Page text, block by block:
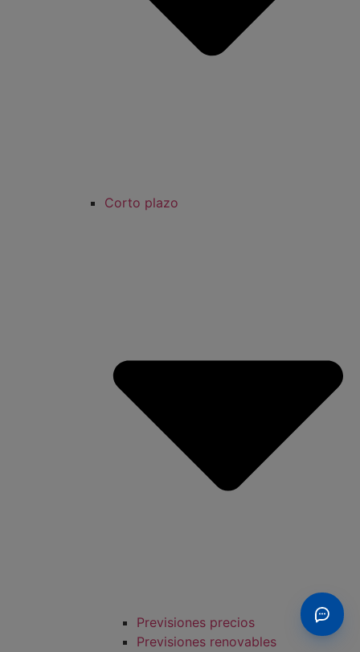
Corto plazo
Previsiones precios
Previsiones renovables